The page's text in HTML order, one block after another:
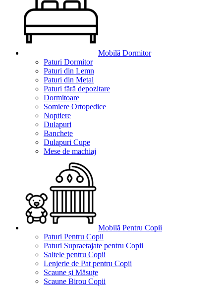
Mobilă Dormitor
Paturi Dormitor
Paturi din Lemn
Paturi din Metal
Paturi fără depozitare
Dormitoare
Somiere Ortopedice
Noptiere
Dulapuri
Banchete
Dulapuri Cupe
Mese de machiaj
Mobilă Pentru Copii
Paturi Pentru Copii
Paturi Supraetajate pentru Copii
Saltele pentru Copii
Lenjerie de Pat pentru Copii
Scaune și Măsuțe
Scaune Birou Copii